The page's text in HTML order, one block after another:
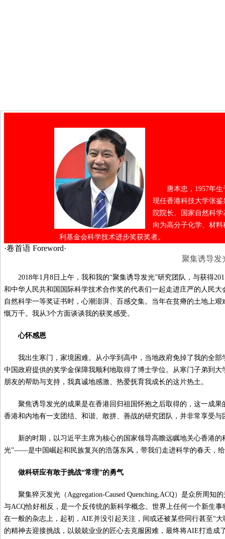
唐本忠，1957年
现任香港科技大学张
院院长、国家自然科学
向为高分子化学、材
利基金会科学技术进步奖获奖者。
·卷首语 Foreword·
聚集诱导发
2018年1月8日上午，我和我的“聚集诱导发光”研究团队，与获得
和中华人民共和国国际科学技术合作奖的代表们一起走进庄严的人民
自然科学一等奖证书时，心潮澎湃、百感交集。当年在贫瘠的土地上
慨万千。我从3个方面谈谈我的获奖感受。
心怀感恩
我出生寒门，家境困难。从小学到高中，当地政府免掉了我的全
中国政府提供的奖学金保障我顺利地取得了博士学位。从寒门子弟到
朋友的帮助与支持，我真诚地感激、热爱抚育我成长的这片热土。
聚焦诱导发光的成果是在香港回归祖国怀抱之后取得的，这一成
香港和内地有一支团结、和谐、敢拼、善战的研究团队，并非常享受
新的时期，以习近平主席为核心的国家领导高瞻远瞩地关心香港
光”——是中国崛起和民族复兴的浩荡东风，带我们走进科学的春天，
做科研应有敢于挑战“常理”的勇气
聚集猝灭发光（Aggregation-Caused Quenching,ACQ）是众所周
与ACQ恰好相反，是一个反传统的新科学概念。世界上任何一个新生
在一般的杂志上，起初，AIE并没引起关注，间或还被某些同行甚至“
的精神去迎接挑战，以兢兢业业的匠心去克服困难，最终将AIE打造